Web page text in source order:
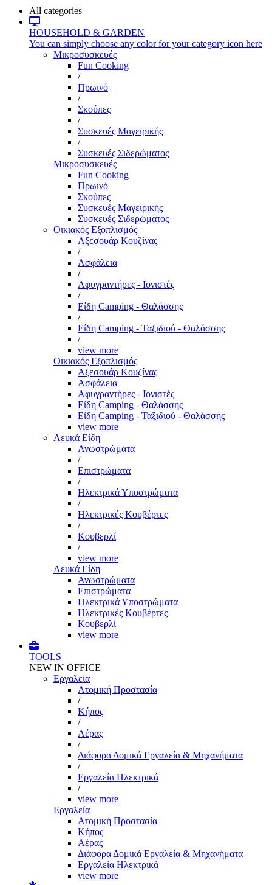
All categories
HOUSEHOLD & GARDEN
You can simply choose any color for your category icon here
Μικροσυσκευές
Fun Cooking
/
Πρωινό
/
Σκούπες
/
Συσκευές Μαγειρικής
/
Συσκευές Σιδερώματος
Μικροσυσκευές
Fun Cooking
Πρωινό
Σκούπες
Συσκευές Μαγειρικής
Συσκευές Σιδερώματος
Οικιακός Εξοπλισμός
Αξεσουάρ Κουζίνας
/
Ασφάλεια
/
Αφυγραντήρες - Ιονιστές
/
Είδη Camping - Θαλάσσης
/
Είδη Camping - Ταξιδιού - Θαλάσσης
/
view more
Οικιακός Εξοπλισμός
Αξεσουάρ Κουζίνας
Ασφάλεια
Αφυγραντήρες - Ιονιστές
Είδη Camping - Θαλάσσης
Είδη Camping - Ταξιδιού - Θαλάσσης
view more
Λευκά Είδη
Ανωστρώματα
/
Επιστρώματα
/
Ηλεκτρικά Υποστρώματα
/
Ηλεκτρικές Κουβέρτες
/
Κουβερλί
/
view more
Λευκά Είδη
Ανωστρώματα
Επιστρώματα
Ηλεκτρικά Υποστρώματα
Ηλεκτρικές Κουβέρτες
Κουβερλί
view more
TOOLS
NEW IN OFFICE
Εργαλεία
Aτομική Προστασία
/
Kήπος
/
Αέρας
/
Διάφορα Δομικά Εργαλεία & Μηχανήματα
/
Εργαλεία Ηλεκτρικά
/
view more
Εργαλεία
Aτομική Προστασία
Kήπος
Αέρας
Διάφορα Δομικά Εργαλεία & Μηχανήματα
Εργαλεία Ηλεκτρικά
view more